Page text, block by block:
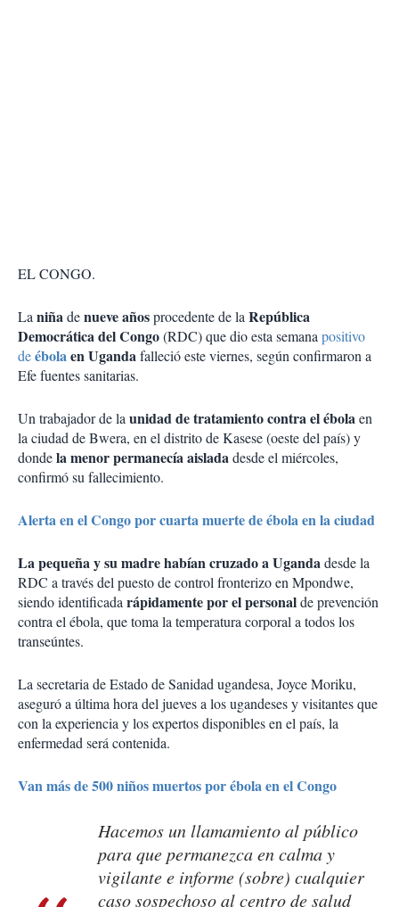
EL CONGO.
Laniñadenueve añosprocedente de laRepública
Democrática del Congo(RDC) que dio esta semanapositivo
deébolaen Ugandafalleció este viernes, según confirmaron a
Efe fuentes sanitarias.
Un trabajador de launidad de tratamiento contra el ébolaen
la ciudad de Bwera, en el distrito de Kasese (oeste del país) y
dondela menor permanecía aisladadesde el miércoles,
confirmó su fallecimiento.
Alerta en el Congo por cuarta muerte de ébola en la ciudad
La pequeña y su madre habían cruzado a Ugandadesde la
RDC a través del puesto de control fronterizo en Mpondwe,
siendo identificadarápidamente por el personalde prevención
contra el ébola, que toma la temperatura corporal a todos los
transeúntes.
La secretaria de Estado de Sanidad ugandesa, Joyce Moriku,
aseguró a última hora del jueves a los ugandeses y visitantes que
con la experiencia y los expertos disponibles en el país, la
enfermedad será contenida.
Van más de 500 niños muertos por ébola en el Congo
Hacemos un llamamiento al público
para que permanezca en calma y
vigilante e informe (sobre) cualquier
caso sospechoso al centro de salud